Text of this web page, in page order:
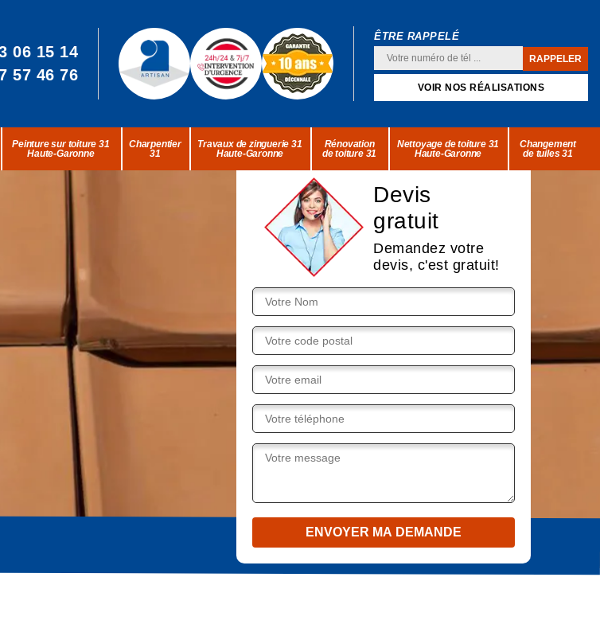
06 15 14
57 46 76
ÊTRE RAPPELÉ
VOIR NOS RÉALISATIONS
Peinture sur toiture 31
Haute-Garonne
Charpentier
31
Travaux de zinguerie 31
Haute-Garonne
Rénovation
de toiture 31
Nettoyage de toiture 31
Haute-Garonne
Changement
de tuiles 31
Devis
gratuit
Demandez votre
devis, c'est gratuit!